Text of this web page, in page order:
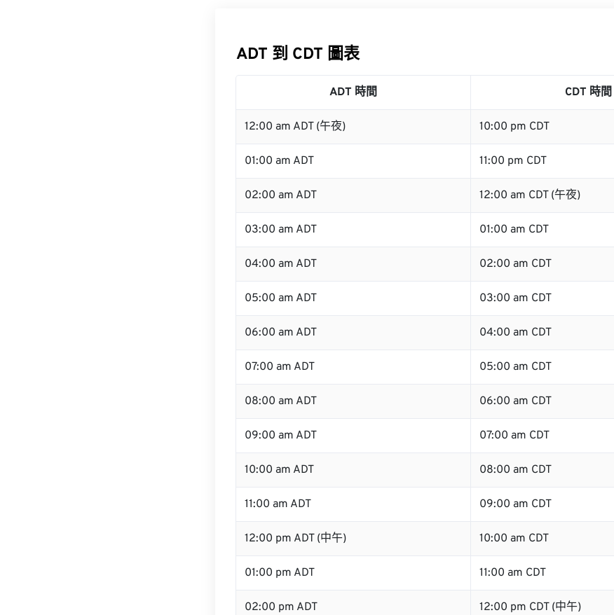
ADT 到 CDT 圖表
ADT 時間 CDT 時間
12:00 am ADT (午夜) 10:00 pm CDT
01:00 am ADT 11:00 pm CDT
02:00 am ADT 12:00 am CDT (午夜)
03:00 am ADT 01:00 am CDT
04:00 am ADT 02:00 am CDT
05:00 am ADT 03:00 am CDT
06:00 am ADT 04:00 am CDT
07:00 am ADT 05:00 am CDT
08:00 am ADT 06:00 am CDT
09:00 am ADT 07:00 am CDT
10:00 am ADT 08:00 am CDT
11:00 am ADT 09:00 am CDT
12:00 pm ADT (中午) 10:00 am CDT
01:00 pm ADT 11:00 am CDT
02:00 pm ADT 12:00 pm CDT (中午)